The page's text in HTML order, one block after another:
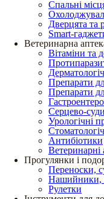
Спальні
Дверцята та
Smart-
Ветеринарна
Вітаміни та
Препарати
Препарати
Серцево-
Урологічні
Антибіотики
Ветеринарні
Прогулянки і
Переноски,
Нашийники,
Рулетки